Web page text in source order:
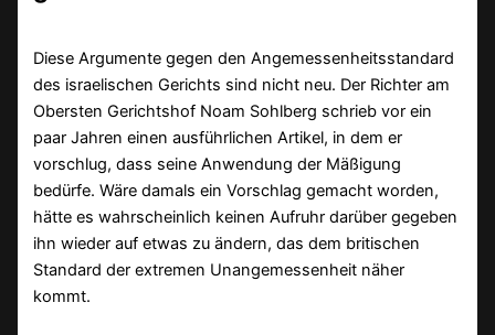
Diese Argumente gegen den Angemessenheitsstandard
des israelischen Gerichts sind nicht neu. Der Richter am
Obersten Gerichtshof Noam Sohlberg schrieb vor ein
paar Jahren einen ausführlichen Artikel, in dem er
vorschlug, dass seine Anwendung der Mäßigung
bedürfe. Wäre damals ein Vorschlag gemacht worden,
hätte es wahrscheinlich keinen Aufruhr darüber gegeben
ihn wieder auf etwas zu ändern, das dem britischen
Standard der extremen Unangemessenheit näher
kommt.